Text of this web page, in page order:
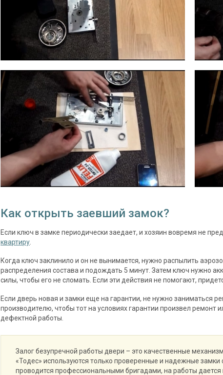
Как открыть заевший замок?
Если ключ в замке периодически заедает, и хозяин вовремя не
квартиру
Когда ключ заклинило и он не вынимается, нужно распылить
распределения состава и подождать 5 минут. Затем ключ нужно
силы, чтобы его не сломать. Если эти действия не помогают,
Если дверь новая и замки еще на гарантии, не нужно заниматься
производителю, чтобы тот на условиях гарантии произвел
дефектной работы.
Залог безупречной работы двери – это качественные
«Тодес» используются только проверенные и надежные замки
проводится профессиональными бригадами, на работы